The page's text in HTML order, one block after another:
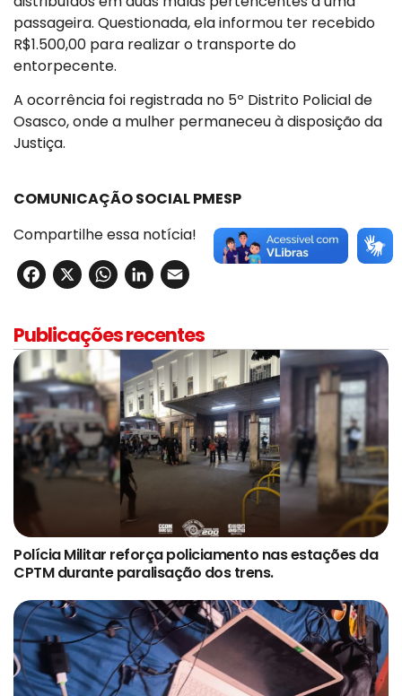
passageira. Questionada, ela informou ter recebido
R$1.500,00 para realizar o transporte do
entorpecente.
A ocorrência foi registrada no 5º Distrito Policial de
Osasco, onde a mulher permaneceu à disposição da
Justiça.
COMUNICAÇÃO SOCIAL PMESP
Compartilhe essa notícia!
Facebook
X WhatsApp
LinkedIn
Email
Publicações recentes
Polícia Militar reforça policiamento nas estações da
CPTM durante paralisação dos trens.